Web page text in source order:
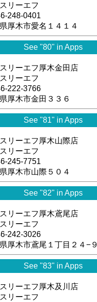
リーエフ
248-0401
厚木市愛名１４１４
See "80" in Apps
リーエフ厚木金田店
リーエフ
222-3766
厚木市金田３３６
See "81" in Apps
リーエフ厚木山際店
リーエフ
245-7751
厚木市山際５０４
See "82" in Apps
リーエフ厚木鳶尾店
リーエフ
242-3026
厚木市鳶尾１丁目２４−９
See "83" in Apps
リーエフ厚木及川店
リーエフ